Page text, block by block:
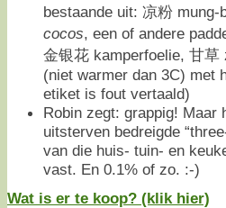
bestaande uit: 凉粉
cocos, een of andere
金银花 kamperfoelie, 甘草
(niet warmer dan 3C) met
etiket is fout vertaald)
Robin zegt: grappig! Maar
uitsterven bedreigde
van die huis- tuin- en
vast. En 0.1% of zo. :-)
Wat is er te koop? (klik hier)